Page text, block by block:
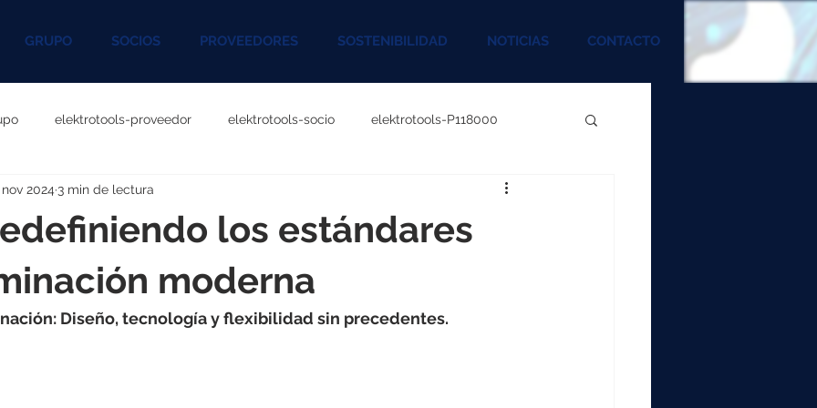
GRUPO SOCIOS PROVEEDORES SOSTENIBILIDAD NOTICIAS CONTACTO
elektrotools-proveedor elektrotools-socio elektrotools-P118000
P060000 elektrotools-P027000
P096000 elektrotools-P041000
los estándares
moderna
2024 3 min de lectura
Diseño, tecnología y flexibilidad sin precedentes.